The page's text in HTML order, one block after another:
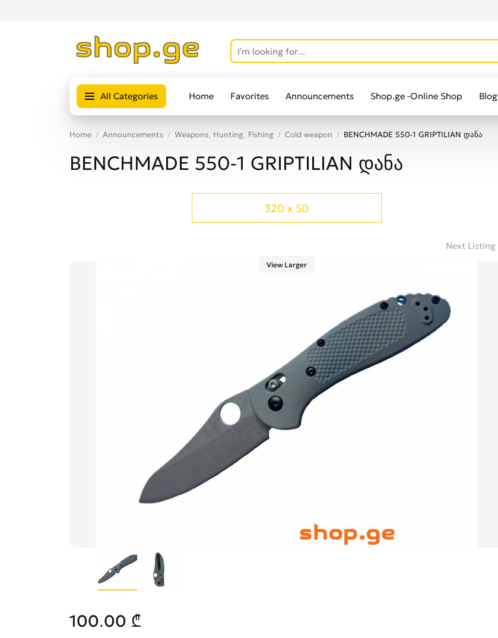
All Categories Home Favorites Announcements Shop.ge -Online Shop Blog
Home Announcements Weapons, Hunting, Fishing Cold weapon BENCHMADE 550-1 GRIPTILIAN დანა
BENCHMADE 550-1 GRIPTILIAN დანა
320 x 50
Next Listing
View Larger
100.00 ₾